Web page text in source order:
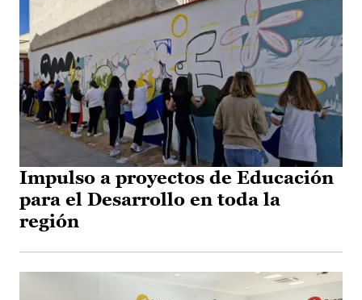
Impulso a proyectos de Educación
para el Desarrollo en toda la
región